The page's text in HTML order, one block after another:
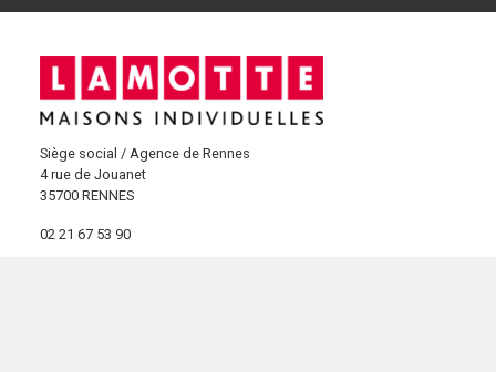
Siège social / Agence de Rennes
4 rue de Jouanet
35700 RENNES
02 21 67 53 90